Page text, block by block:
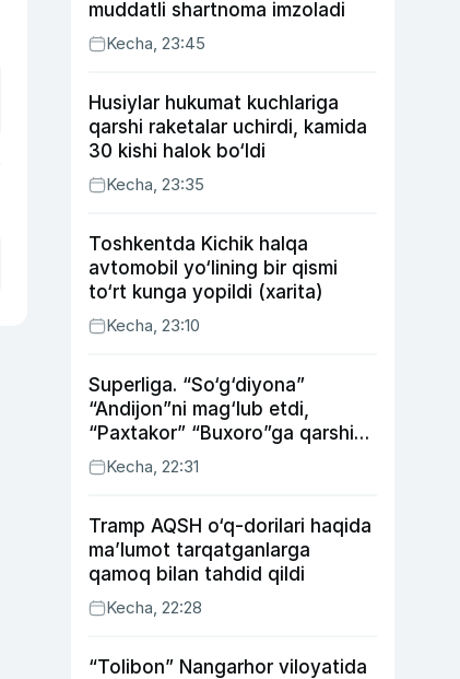
muddatli shartnoma imzoladi
Kecha, 23:45
Husiylar hukumat kuchlariga
qarshi raketalar uchirdi, kamida
30 kishi halok bo‘ldi
Kecha, 23:35
Toshkentda Kichik halqa
avtomobil yo‘lining bir qismi
to‘rt kunga yopildi (xarita)
Kecha, 23:10
Superliga. “So‘g‘diyona”
“Andijon”ni mag‘lub etdi,
“Paxtakor” “Buxoro”ga qarshi
bahsda g‘alabani qo‘ldan
chiqardi
Kecha, 22:31
Tramp AQSH o‘q-dorilari haqida
ma’lumot tarqatganlarga
qamoq bilan tahdid qildi
Kecha, 22:28
“Tolibon” Nangarhor viloyatida